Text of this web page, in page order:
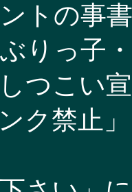
トの事
りっ子
つこい
ンク禁止